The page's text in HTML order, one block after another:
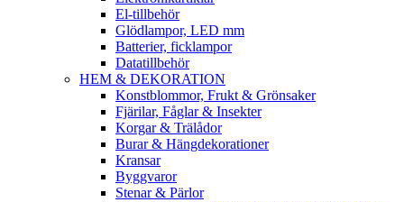
El-tillbehör
Glödlampor, LED mm
Batterier, ficklampor
Datatillbehör
HEM & DEKORATION
Konstblommor, Frukt & Grönsaker
Fjärilar, Fåglar & Insekter
Korgar & Trälådor
Burar & Hängdekorationer
Kransar
Byggvaror
Stenar & Pärlor